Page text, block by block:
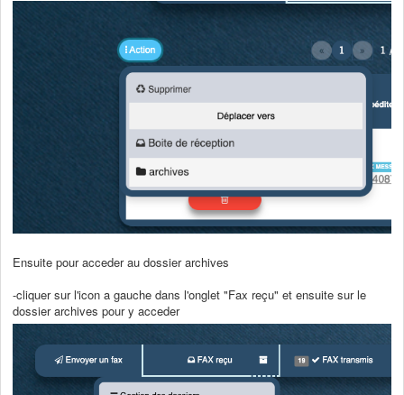
Ensuite pour acceder au dossier archives
-cliquer sur l'icon a gauche dans l'onglet "Fax reçu" et ensuite sur le
dossier archives pour y acceder